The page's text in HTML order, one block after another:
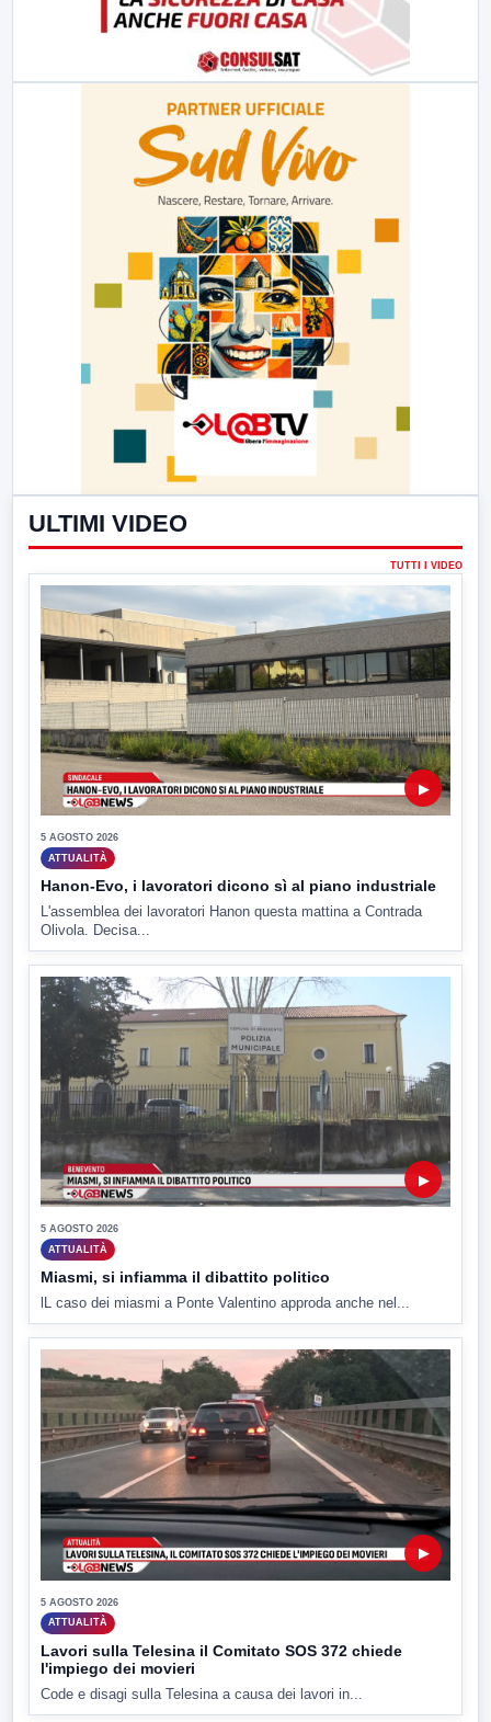
ULTIMI VIDEO
TUTTI I VIDEO
▶
5 AGOSTO 2026
ATTUALITÀ
Hanon-Evo, i lavoratori dicono sì al piano industriale
L'assemblea dei lavoratori Hanon questa mattina a Contrada
Olivola. Decisa...
▶
5 AGOSTO 2026
ATTUALITÀ
Miasmi, si infiamma il dibattito politico
lL caso dei miasmi a Ponte Valentino approda anche nel...
▶
5 AGOSTO 2026
ATTUALITÀ
Lavori sulla Telesina il Comitato SOS 372 chiede
l'impiego dei movieri
Code e disagi sulla Telesina a causa dei lavori in...